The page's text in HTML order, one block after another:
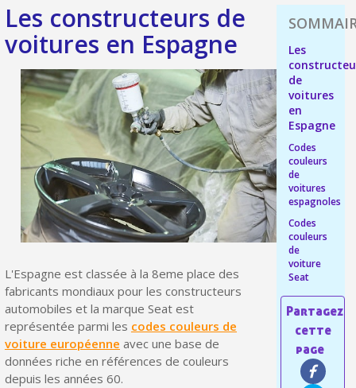
Inscription à la newsletter : 5€ de réduction
Livraison sous 24 h en France Métropolitaine
Livraison offerte en France métropolitaine pour 250€ d'achats
Paiement en 4x sans frais dès 30€ d'achats
Votre devis en ligne en moins d'1 minute
Partagez vos créations et obtenez des bons d'achat
Gagnez des points de fidélité à chaque commande
Livraison sous 24 h en France Métropolitaine
Retour produits sous 14 jours
Réduction de 5€ sur la première commande
Les constructeurs de
voitures en Espagne
L'Espagne est classée à la 8eme place des
fabricants mondiaux pour les constructeurs
automobiles et la marque Seat est
représentée parmi les codes couleurs de
voiture européenne avec une base de
données riche en références de couleurs
depuis les années 60.
Les
de
voitures
en
Espagne
Codes
couleurs
de
voitures
espagnoles
Codes
couleurs
de
voiture
Seat